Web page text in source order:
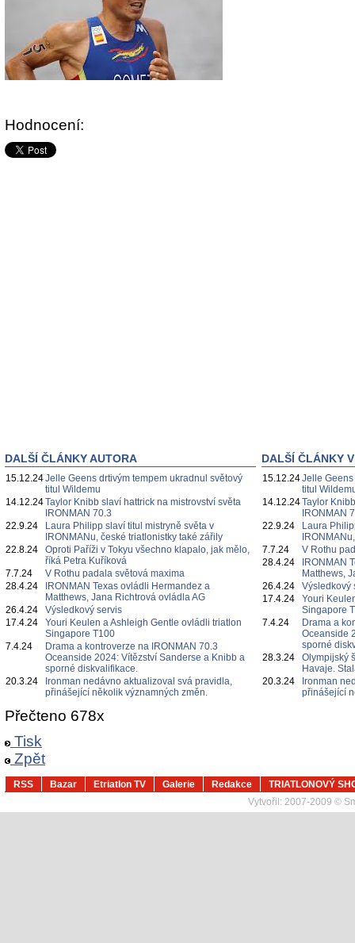
Hodnocení:
DALŠÍ ČLÁNKY AUTORA
15.12.24Jelle Geens drtivým tempem ukradnul světový
titul Wildemu
14.12.24Taylor Knibb slaví hattrick na mistrovství světa
IRONMAN 70.3
22.9.24
Laura Philipp slaví titul mistryně světa v
IRONMANu, české triatlonistky také zářily
22.8.24
Oproti Paříži v Tokyu všechno klapalo, jak mělo,
říká Petra Kuříková
7.7.24
V Rothu padala světová maxima
28.4.24
IRONMAN Texas ovládli Hermandez a
Matthews, Jana Richtrová ovládla AG
26.4.24
Výsledkový servis
17.4.24
Youri Keulen a Ashleigh Gentle ovládli triatlon
Singapore T100
7.4.24
Drama a kontroverze na IRONMAN 70.3
Oceanside 2024: Vítězství Sanderse a Knibb a
sporné diskvalifikace.
20.3.24
Ironman nedávno aktualizoval svá pravidla,
přinášející několik významných změn.
DALŠÍ ČLÁNKY
15.12.24Jelle
titul
14.12.24Taylor
IRONMAN
22.9.24
Laura
7.7.24
V Rothu
28.4.24
IRONMAN
Matthews,
26.4.24
Výsledkový
17.4.24
Youri
Singapore
7.4.24
Drama a
Oceanside
sporné
28.3.24
Olympijský
Havaje.
20.3.24
Ironman
přinášející
Přečteno 678x
Tisk
Zpět
RSS Bazar Etriatlon TV Galerie Redakce
TRIATLONOVÝ
Vytvořil: 2007-2009 ©